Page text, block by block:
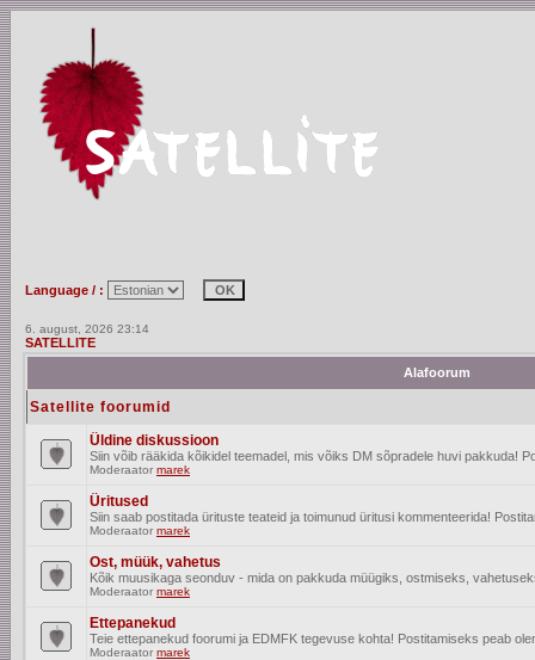
Language / :
6. august, 2026 23:14
SATELLITE
Alafoorum
Satellite foorumid
Üldine diskussioon
Siin võib rääkida kõikidel teemadel, mis võiks DM sõpradele huvi pakkuda!
Moderaator marek
Üritused
Siin saab postitada ürituste teateid ja toimunud üritusi kommenteerida!
Moderaator marek
Ost, müük, vahetus
Kõik muusikaga seonduv - mida on pakkuda müügiks, ostmiseks,
Moderaator marek
Ettepanekud
Teie ettepanekud foorumi ja EDMFK tegevuse kohta! Postitamiseks peab
Moderaator marek